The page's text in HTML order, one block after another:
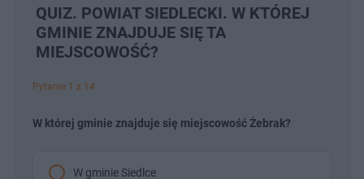
QUIZ. POWIAT SIEDLECKI. W KTÓREJ
GMINIE ZNAJDUJE SIĘ TA
MIEJSCOWOŚĆ?
Pytanie 1 z 14
W której gminie znajduje się miejscowość Żebrak?
W gminie Siedlce